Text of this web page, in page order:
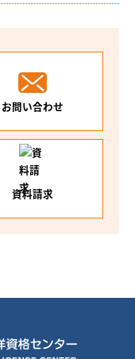
お問い合わせ
資料請求